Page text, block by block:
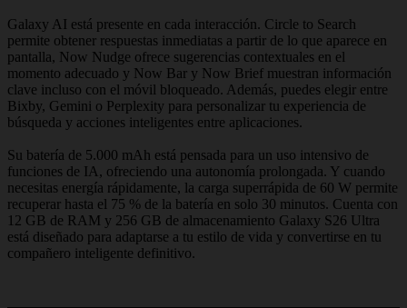
Galaxy AI está presente en cada interacción. Circle to Search
permite obtener respuestas inmediatas a partir de lo que aparece en
pantalla, Now Nudge ofrece sugerencias contextuales en el
momento adecuado y Now Bar y Now Brief muestran información
clave incluso con el móvil bloqueado. Además, puedes elegir entre
Bixby, Gemini o Perplexity para personalizar tu experiencia de
búsqueda y acciones inteligentes entre aplicaciones.
Su batería de 5.000 mAh está pensada para un uso intensivo de
funciones de IA, ofreciendo una autonomía prolongada. Y cuando
necesitas energía rápidamente, la carga superrápida de 60 W permite
recuperar hasta el 75 % de la batería en solo 30 minutos. Cuenta con
12 GB de RAM y 256 GB de almacenamiento Galaxy S26 Ultra
está diseñado para adaptarse a tu estilo de vida y convertirse en tu
compañero inteligente definitivo.